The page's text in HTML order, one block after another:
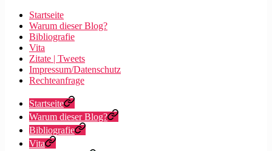
Startseite
Warum dieser Blog?
Bibliografie
Vita
Zitate | Tweets
Impressum/Datenschutz
Rechteanfrage
Startseite
Warum dieser Blog?
Bibliografie
Vita